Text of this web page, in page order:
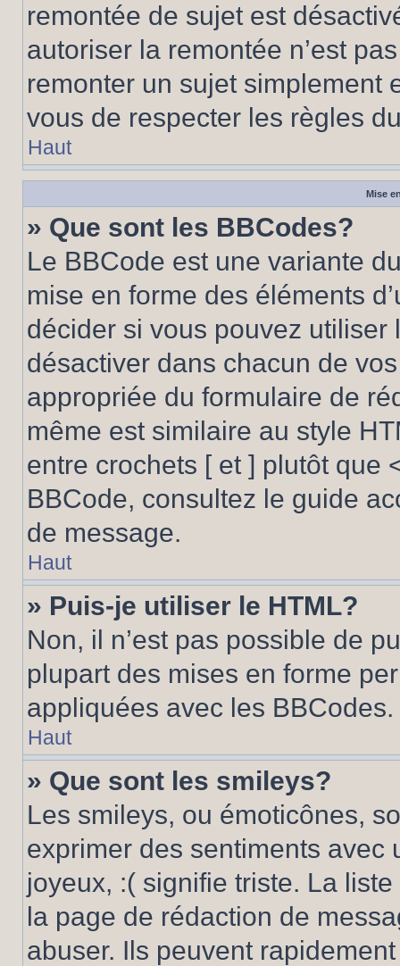
remontée de sujet est
autoriser la remontée n’est
remonter un sujet simplement
vous de respecter les règles
Haut
Mise
» Que sont les BBCodes?
Le BBCode est une variante
mise en forme des éléments
décider si vous pouvez
désactiver dans chacun de
appropriée du formulaire de
même est similaire au style
entre crochets [ et ] plutôt que
BBCode, consultez le guide
de message.
Haut
» Puis-je utiliser le HTML?
Non, il n’est pas possible de
plupart des mises en forme
appliquées avec les BBCodes.
Haut
» Que sont les smileys?
Les smileys, ou émoticônes,
exprimer des sentiments avec
joyeux, :( signifie triste. La
la page de rédaction de
abuser. Ils peuvent